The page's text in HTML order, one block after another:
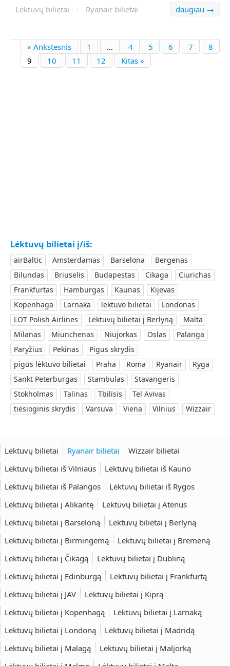
daugiau →
Lėktuvų bilietai · Ryanair bilietai
« Ankstesnis 1 … 4 5 6 7
8
9
10 11 12 Kitas »
Lėktuvų bilietai į/iš:
airBaltic Amsterdamas Barselona
Bergenas
Bilundas
Briuselis Budapestas Cikaga
Ciurichas
Frankfurtas
Hamburgas Kaunas
Kijevas
Kopenhaga
Larnaka lektuvo bilietai
Londonas
LOT Polish Airlines
Lėktuvų bilietai į Berlyną
Malta
Milanas
Miunchenas Niujorkas Oslas
Palanga
Paryžius
Pekinas
Pigus skrydis
pigūs lėktuvo bilietai
Praha Roma Ryanair
Ryga
Sankt Peterburgas
Stambulas
Stavangeris
Stokholmas
Talinas Tbilisis
Tel Avivas
tiesioginis skrydis
Varsuva Viena Vilnius Wizzair
Lėktuvų bilietai Ryanair bilietai
Wizzair bilietai
Lėktuvų bilietai iš Vilniaus
Lėktuvų bilietai iš Kauno
Lėktuvų bilietai iš Palangos
Lėktuvų bilietai iš Rygos
Lėktuvų bilietai į Alikantę
Lėktuvų bilietai į Atėnus
Lėktuvų bilietai į Barseloną
Lėktuvų bilietai į Berlyną
Lėktuvų bilietai į Birmingemą
Lėktuvų bilietai į Brėmeną
Lėktuvų bilietai į Čikagą
Lėktuvų bilietai į Dubliną
Lėktuvų bilietai į Edinburgą
Lėktuvų bilietai į Frankfurtą
Lėktuvų bilietai į JAV
Lėktuvų bilietai į Kiprą
Lėktuvų bilietai į Kopenhagą
Lėktuvų bilietai į Larnaką
Lėktuvų bilietai į Londoną
Lėktuvų bilietai į Madridą
Lėktuvų bilietai į Malagą
Lėktuvų bilietai į Maljorką